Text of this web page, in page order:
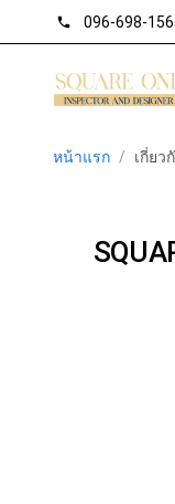
phone 096-698-
หน้าแรก / เกี่ยว